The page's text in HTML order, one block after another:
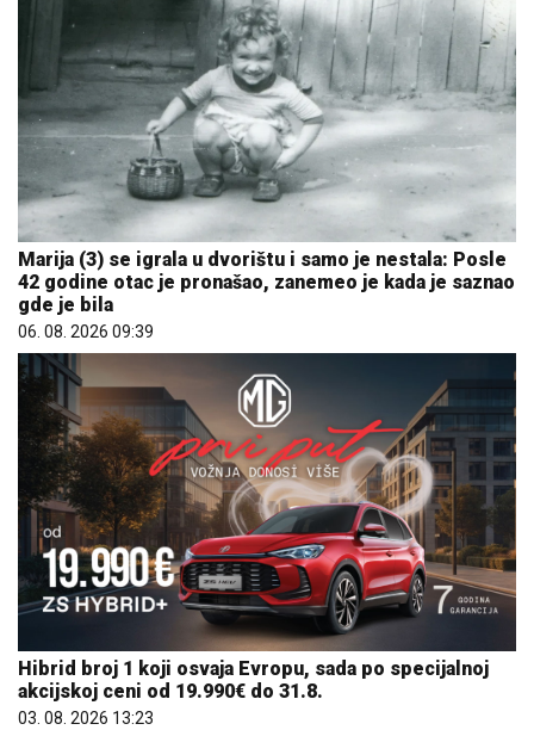
Marija (3) se igrala u dvorištu i samo je nestala: Posle
42 godine otac je pronašao, zanemeo je kada je saznao
gde je bila
06. 08. 2026 09:39
Hibrid broj 1 koji osvaja Evropu, sada po specijalnoj
akcijskoj ceni od 19.990€ do 31.8.
03. 08. 2026 13:23